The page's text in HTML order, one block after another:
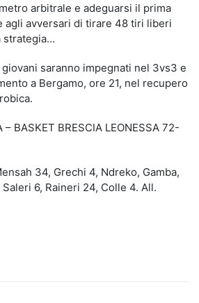
arbitrale e adeguarsi il prima
agli avversari di tirare 48 tiri liberi
strategia…
saranno impegnati nel 3vs3 e
a Bergamo, ore 21, nel recupero
– BASKET BRESCIA LEONESSA 72-
34, Grechi 4, Ndreko, Gamba,
6, Raineri 24, Colle 4. All.